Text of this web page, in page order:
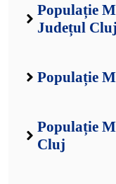
Populație
Județul Cluj
Populație
Populație
Cluj